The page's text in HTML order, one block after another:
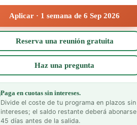
Aplicar · 1 semana de 6 Sep 2026
Reserva una reunión gratuita
Haz una pregunta
Paga en cuotas sin intereses.
Divide el coste de tu programa en plazos sin
intereses; el saldo restante deberá abonarse
45 días antes de la salida.